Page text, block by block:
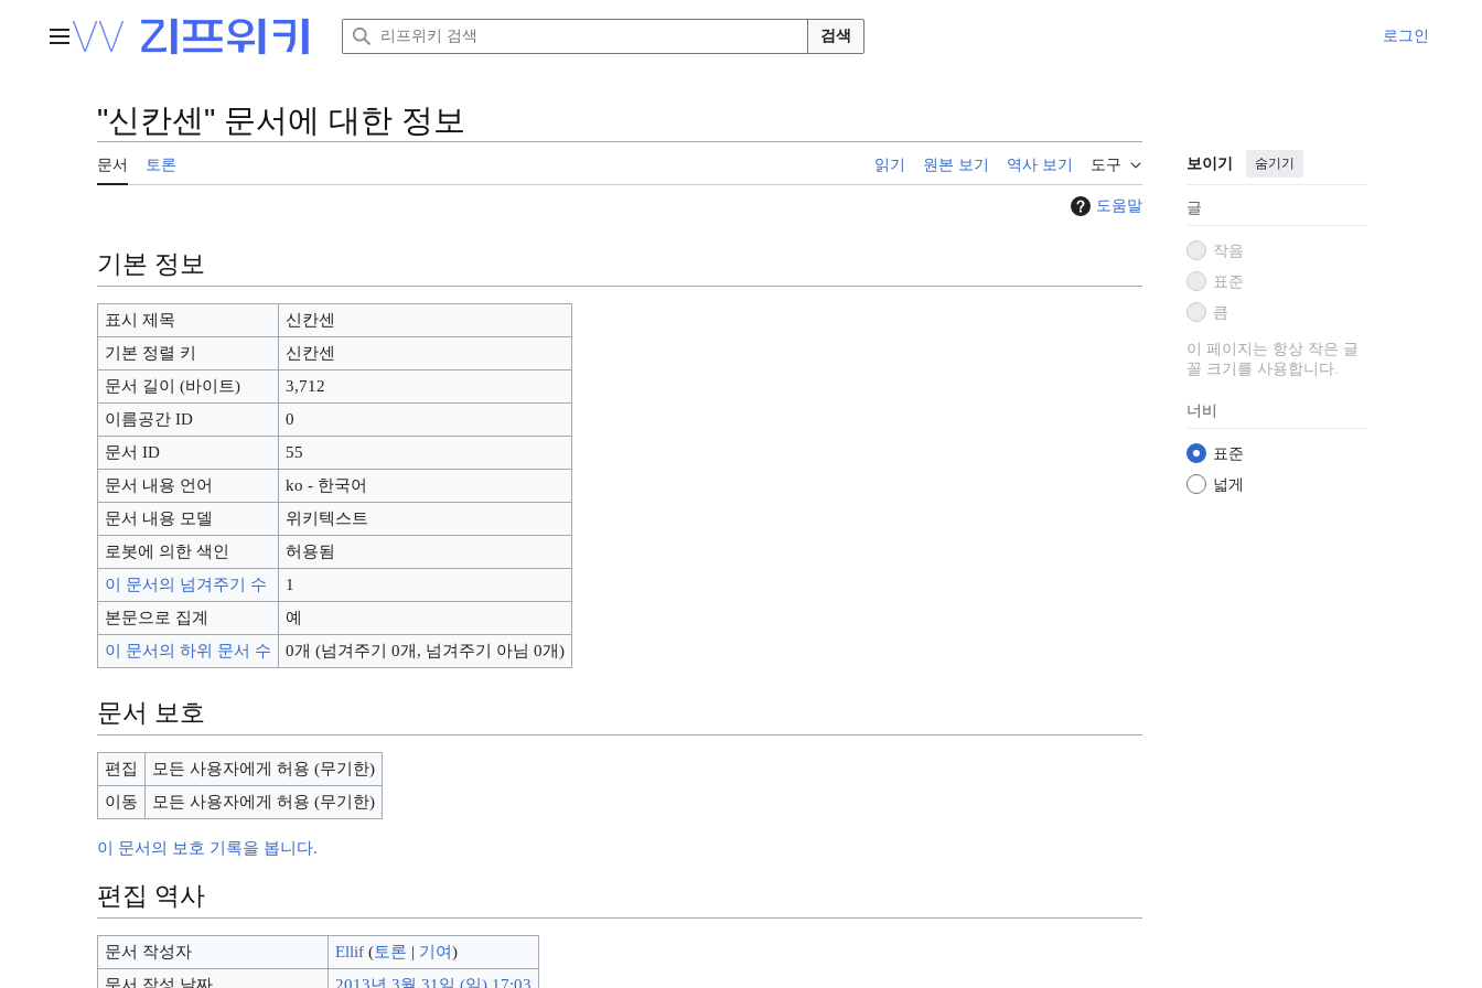
주 메뉴 검색 로그인
"신칸센" 문서에 대한 정보
문서 토론 읽기 원본 보기 역사 보기 도구 보이기 숨기기
글
작음
표준
큼
이 페이지는 항상 작은 글
꼴 크기를 사용합니다.
너비
표준
넓게
도움말
기본 정보
표시 제목
신칸센
기본 정렬 키
신칸센
문서 길이 (바이트)
3,712
이름공간 ID
0
문서 ID
55
문서 내용 언어
ko - 한국어
문서 내용 모델
위키텍스트
로봇에 의한 색인
허용됨
이 문서의 넘겨주기 수
1
본문으로 집계
예
이 문서의 하위 문서 수
0개 (넘겨주기 0개, 넘겨주기 아님 0개)
문서 보호
편집
모든 사용자에게 허용 (무기한)
이동
모든 사용자에게 허용 (무기한)
이 문서의 보호 기록을 봅니다.
편집 역사
문서 작성자 Ellif (토론 | 기여)